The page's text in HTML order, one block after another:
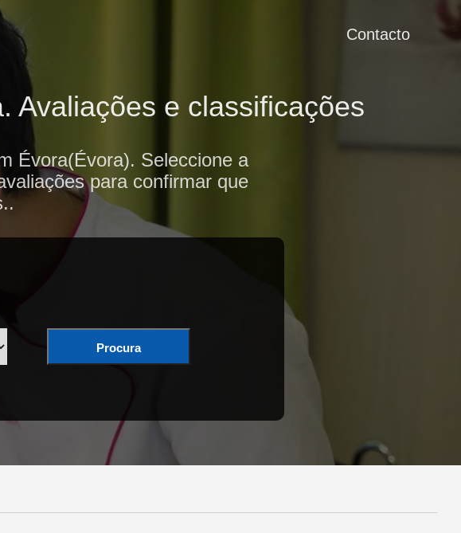
Contacto
Avaliações e classificações
Évora(Évora). Seleccione a
para confirmar que
Procura